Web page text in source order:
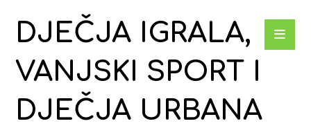
DJEČJA IGRALA,
VANJSKI SPORT I
DJEČJA URBANA